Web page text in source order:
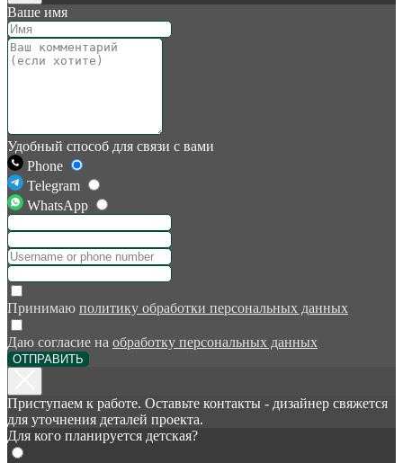
Ваше имя
Удобный способ для связи с вами
Phone
Telegram
WhatsApp
Принимаю политику обработки персональных данных
Даю согласие на обработку персональных данных
ОТПРАВИТЬ
Приступаем к работе. Оставьте контакты - дизайнер свяжется
для уточнения деталей проекта.
Для кого планируется детская?